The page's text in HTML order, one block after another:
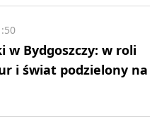
w Bydgoszczy: w roli
i świat podzielony na